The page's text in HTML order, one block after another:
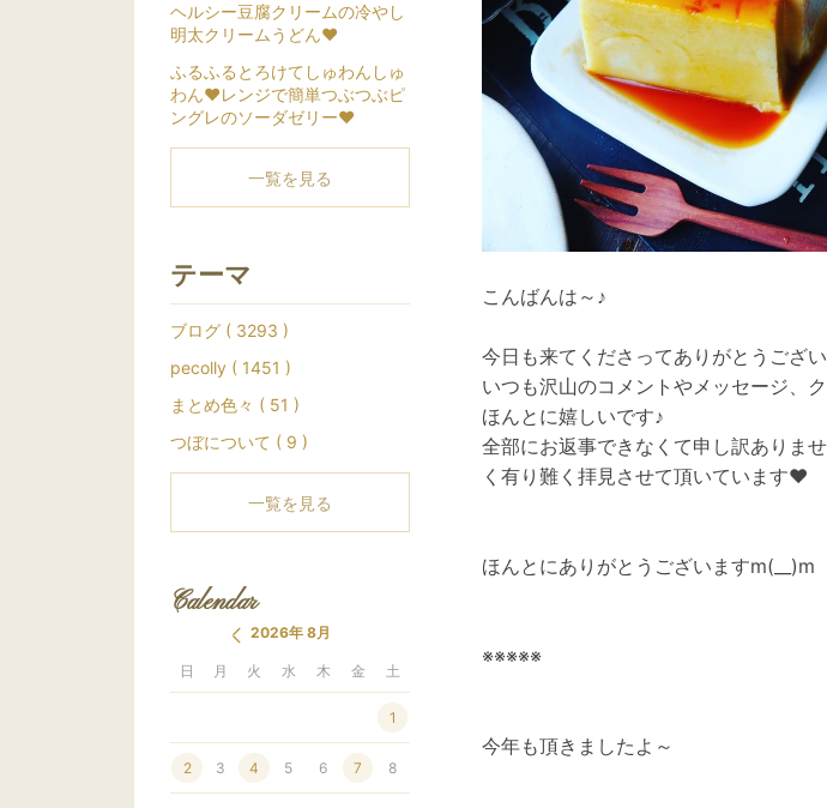
こんばんは～♪
今日も来てくださってありがとうござ
いつも沢山のコメントやメッセージ、
ほんとに嬉しいです♪
全部にお返事できなくて申し訳ありま
く有り難く拝見させて頂いています❤️
ほんとにありがとうございますm(__)m
※※※※※
今年も頂きましたよ～
ヘルシー豆腐クリームの冷やし
明太クリームうどん❤
ふるふるとろけてしゅわんしゅ
わん❤レンジで簡単つぶつぶピ
ングレのソーダゼリー❤
一覧を見る
テーマ
ブログ ( 3293 )
pecolly ( 1451 )
まとめ色々 ( 51 )
つぼについて ( 9 )
一覧を見る
Calendar
2026年 8月
日 月 火 水 木 金 土
1
2 3 4 5 6 7 8